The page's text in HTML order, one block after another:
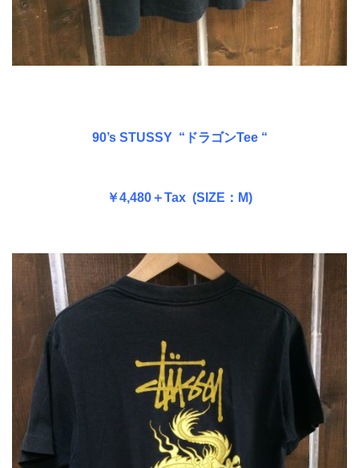
90’s STUSSY “ドラゴンTee “
￥4,480＋Tax (SIZE：M)